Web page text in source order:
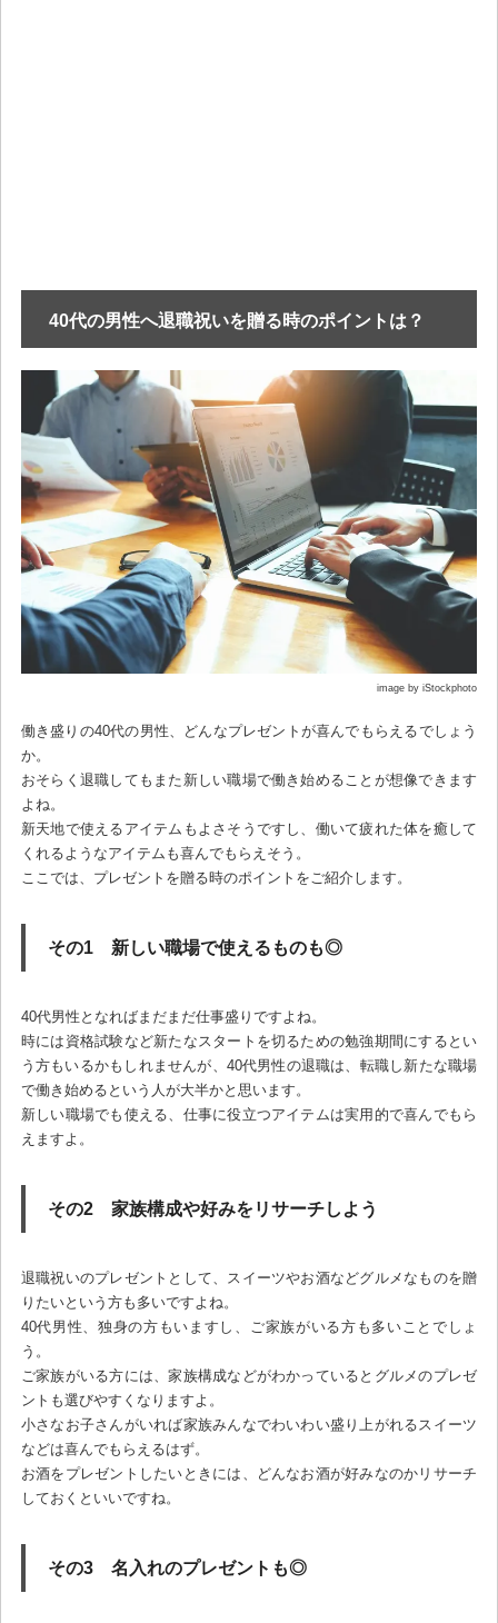
40代の男性へ退職祝いを贈る時のポイントは？
image by iStockphoto
働き盛りの40代の男性、どんなプレゼントが喜んでもらえるでしょう
か。
おそらく退職してもまた新しい職場で働き始めることが想像できます
よね。
新天地で使えるアイテムもよさそうですし、働いて疲れた体を癒して
くれるようなアイテムも喜んでもらえそう。
ここでは、プレゼントを贈る時のポイントをご紹介します。
その1 新しい職場で使えるものも◎
40代男性となればまだまだ仕事盛りですよね。
時には資格試験など新たなスタートを切るための勉強期間にするとい
う方もいるかもしれませんが、40代男性の退職は、転職し新たな職場
で働き始めるという人が大半かと思います。
新しい職場でも使える、仕事に役立つアイテムは実用的で喜んでもら
えますよ。
その2 家族構成や好みをリサーチしよう
退職祝いのプレゼントとして、スイーツやお酒などグルメなものを贈
りたいという方も多いですよね。
40代男性、独身の方もいますし、ご家族がいる方も多いことでしょ
う。
ご家族がいる方には、家族構成などがわかっているとグルメのプレゼ
ントも選びやすくなりますよ。
小さなお子さんがいれば家族みんなでわいわい盛り上がれるスイーツ
などは喜んでもらえるはず。
お酒をプレゼントしたいときには、どんなお酒が好みなのかリサーチ
しておくといいですね。
その3 名入れのプレゼントも◎